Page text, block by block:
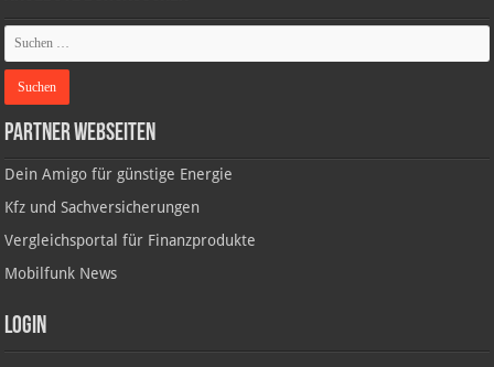
Partner Webseiten
Dein Amigo für günstige Energie
Kfz und Sachversicherungen
Vergleichsportal für Finanzprodukte
Mobilfunk News
Login